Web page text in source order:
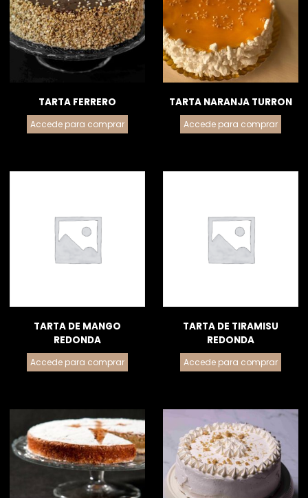
TARTA FERRERO
Accede para comprar
TARTA NARANJA TURRON
Accede para comprar
TARTA DE MANGO
REDONDA
Accede para comprar
TARTA DE TIRAMISU
REDONDA
Accede para comprar